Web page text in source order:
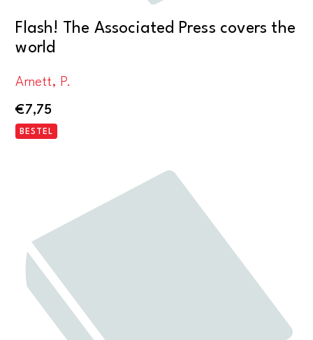
Flash! The Associated Press covers the
world
Arnett, P.
€7,75
BESTEL